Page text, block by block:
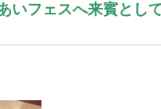
あいフェスへ来